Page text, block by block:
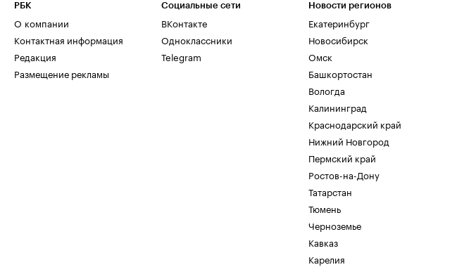
РБК
О компании
Контактная информация
Редакция
Размещение рекламы
Социальные сети
ВКонтакте
Одноклассники
Telegram
Новости регионов
Екатеринбург
Новосибирск
Омск
Башкортостан
Вологда
Калининград
Краснодарский край
Нижний Новгород
Пермский край
Ростов-на-Дону
Татарстан
Тюмень
Черноземье
Кавказ
Карелия